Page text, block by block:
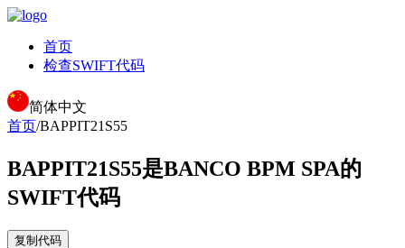
首页
检查SWIFT代码
简体中文
首页/BAPPIT21S55
BAPPIT21S55是BANCO BPM SPA的
SWIFT代码
复制代码